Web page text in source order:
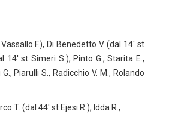
F.), Di Benedetto V. (dal 14′ st
14′ st Simeri S.), Pinto G., Starita E.,
Piarulli S., Radicchio V. M., Rolando
T. (dal 44′ st Ejesi R.), Idda R.,